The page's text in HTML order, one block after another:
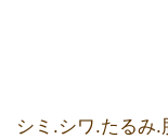
シミ.シワ.たるみ